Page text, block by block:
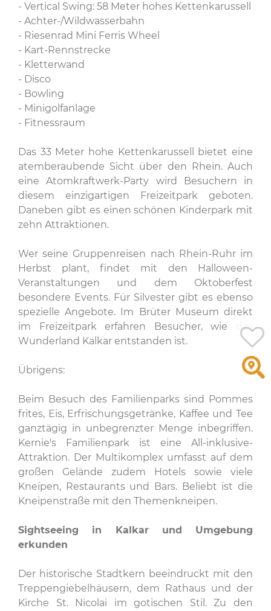
- Vertical Swing: 58 Meter hohes Kettenkarussell
- Achter-/Wildwasserbahn
- Riesenrad Mini Ferris Wheel
- Kart-Rennstrecke
- Kletterwand
- Disco
- Bowling
- Minigolfanlage
- Fitnessraum
Das 33 Meter hohe Kettenkarussell bietet eine
atemberaubende Sicht über den Rhein. Auch
eine Atomkraftwerk-Party wird Besuchern in
diesem einzigartigen Freizeitpark geboten.
Daneben gibt es einen schönen Kinderpark mit
zehn Attraktionen.
Wer seine Gruppenreisen nach Rhein-Ruhr im
Herbst plant, findet mit den Halloween-
Veranstaltungen und dem Oktoberfest
besondere Events. Für Silvester gibt es ebenso
spezielle Angebote. Im Brüter Museum direkt
im Freizeitpark erfahren Besucher, wie das
Wunderland Kalkar entstanden ist.
Übrigens:
Beim Besuch des Familienparks sind Pommes
frites, Eis, Erfrischungsgetränke, Kaffee und Tee
ganztägig in unbegrenzter Menge inbegriffen.
Kernie's Familienpark ist eine All-inklusive-
Attraktion. Der Multikomplex umfasst auf dem
großen Gelände zudem Hotels sowie viele
Kneipen, Restaurants und Bars. Beliebt ist die
Kneipenstraße mit den Themenkneipen.
Sightseeing in Kalkar und Umgebung
erkunden
Der historische Stadtkern beeindruckt mit den
Treppengiebelhäusern, dem Rathaus und der
Kirche St. Nicolai im gotischen Stil. Zu den